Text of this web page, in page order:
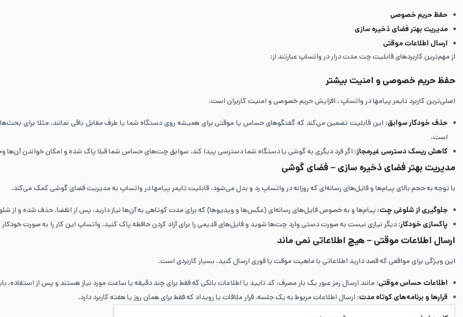
حفظ حریم خصوصی
مدیریت بهتر فضای ذخیره ‌سازی
ارسال اطلاعات موقتی
از مهم‌ترین کاربردهای قابلیت چت مدت درار در واتساپ عبارتند از:
حفظ حریم خصوصی و امنیت بیشتر
اصلی‌ترین کاربرد تایمر پیامها در واتساپ ، افزایش حریم خصوصی و امنیت کاربران است.
حذف خودکار سوابق: این قابلیت تضمین می‌کند که گفتگوهای حساس یا موقتی برای همیشه روی دستگاه شما یا طرف مقابل باقی نمانند. مثلا برای
است.
کاهش ریسک دسترسی غیرمجاز: اگر فرد دیگری به گوشی یا دستگاه شما دسترسی پیدا کند، سوابق چت‌های حساس شما قبلا پاک شده‌ و امکان خواندن آن‌ها
مدیریت بهتر فضای ذخیره ‌سازی – فضای گوشی
با توجه به حجم بالای پیام‌ها و فایل‌های رسانه‌ای که روزانه در واتساپ رد و بدل می‌شود، قابلیت تایمر پیامها در واتساپ به مدیریت فضای گوشی کمک می‌کند.
جلوگیری از شلوغی چت: پیام‌ها و به‌ خصوص فایل‌های رسانه‌ای (عکس‌ها و ویدیوها) که برای مدت کوتاهی به آن‌ها نیاز دارید، پس از انقضا، حذف شده و
پاکسازی خودکار: دیگر نیازی نیست به صورت دستی وارد چت‌ها شوید و فایل‌های قدیمی را برای آزاد کردن حافظه پاک کنید. واتساپ این کار را به صورت
ارسال اطلاعات موقتی – هیچ اطلاعاتی نمی ماند
این ویژگی برای مواقعی که قصد دارید اطلاعاتی با ماهیت موقت یا فوری ارسال کنید، بسیار کاربردی است.
اطلاعات حساس موقتی: مانند ارسال رمز عبور یک ‌بار مصرف، کد تایید یا اطلاعات بانکی که فقط برای چند دقیقه یا ساعت مورد نیاز هستند و پس از استفاده،
قرارها و برنامه‌های کوتاه‌ مدت: ارسال اطلاعات مربوط به یک جلسه، قرار ملاقات یا رویداد که فقط برای همان روز یا هفته کاربرد دارد.